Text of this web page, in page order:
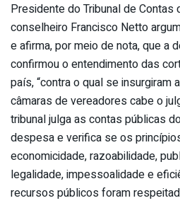
Presidente do Tribunal de Contas
conselheiro Francisco Netto
e afirma, por meio de nota, que a
confirmou o entendimento das
país, “contra o qual se insurgiram
câmaras de vereadores cabe o
tribunal julga as contas públicas
despesa e verifica se os
economicidade, razoabilidade,
legalidade, impessoalidade e
recursos públicos foram